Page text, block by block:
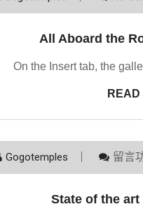
All Aboard the
On the Insert tab, the
READ
Gogotemples 留言
State of the